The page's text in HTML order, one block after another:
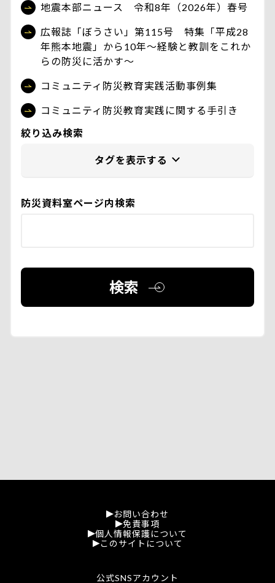
地震本部ニュース 令和8年（2026年）春号
広報誌「ぼうさい」第115号 特集「平成28
年熊本地震」から10年〜経験と教訓をこれか
らの防災に活かす〜
コミュニティ防災教育実践活動事例集
コミュニティ防災教育実践に関する手引き
絞り込み検索
防災資料室ページ内検索
検索
お問い合わせ
免責事項
個人情報保護について
このサイトについて
公式SNSアカウント